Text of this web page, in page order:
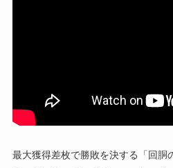
最大獲得差枚で勝敗を決する「回胴